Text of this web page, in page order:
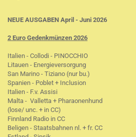
NEUE AUSGABEN April - Juni 2026
2 Euro Gedenkmünzen 2026
Italien - Collodi - PINOCCHIO
Litauen - Energieversorgung
San Marino - Tiziano (nur bu.)
Spanien - Poblet + Inclusion
Italien - F.v. Assisi
Malta - Valletta + Pharaonenhund
(lose/ unc. + in CC)
Finnland Radio in CC
Beligen - Staatsbahnen nl. + fr. CC